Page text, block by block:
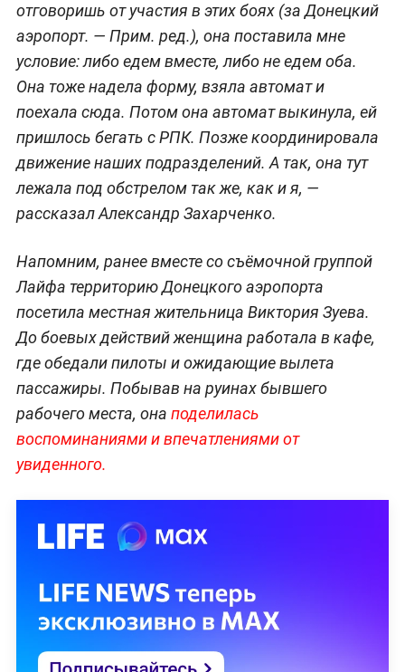
отговоришь от участия в этих боях (за Донецкий
аэропорт. — Прим. ред.), она поставила мне
условие: либо едем вместе, либо не едем оба.
Она тоже надела форму, взяла автомат и
поехала сюда. Потом она автомат выкинула, ей
пришлось бегать с РПК. Позже координировала
движение наших подразделений. А так, она тут
лежала под обстрелом так же, как и я, —
рассказал Александр Захарченко.
Напомним, ранее вместе со съёмочной группой
Лайфа территорию Донецкого аэропорта
посетила местная жительница Виктория Зуева.
До боевых действий женщина работала в кафе,
где обедали пилоты и ожидающие вылета
пассажиры. Побывав на руинах бывшего
рабочего места, она поделилась
воспоминаниями и впечатлениями от
увиденного.